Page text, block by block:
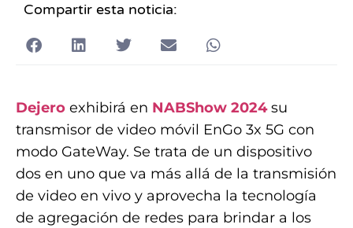
Compartir esta noticia:
Dejero exhibirá en NABShow 2024su
transmisor de video móvil EnGo 3x 5G con
modo GateWay. Se trata de un dispositivo
dos en uno que va más allá de la transmisión
de video en vivo y aprovecha la tecnología
de agregación de redes para brindar a los